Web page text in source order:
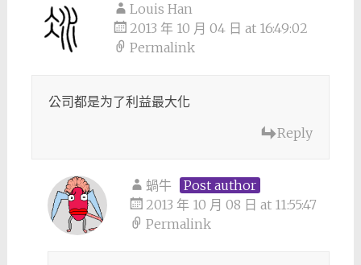
Louis Han
2013 年 10 月 04 日 at 16:49:02
Permalink
公司都是为了利益最大化
Reply
蝸牛
Post author
2013 年 10 月 08 日 at 11:55:47
Permalink